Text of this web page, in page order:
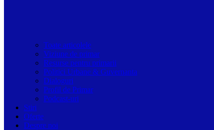
Toate articolele
Viziune de primar
Resurse pentru primarii
Politici Urbane & Guvernanta
Dialoguri
Profil de Primar
Podcast-uri
Stiri
Oferte
Despre noi